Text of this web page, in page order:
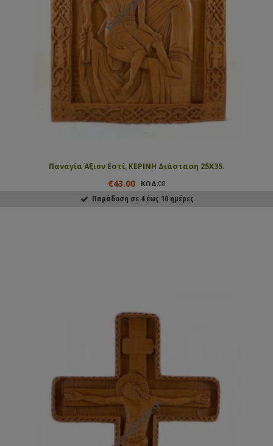
Παναγία Άξιον Εστί, ΚΕΡΙΝΗ Διάσταση 25Χ35.
€43.00 ΚΩΔ:08
Παράδοση σε 4 έως 10 ημέρες